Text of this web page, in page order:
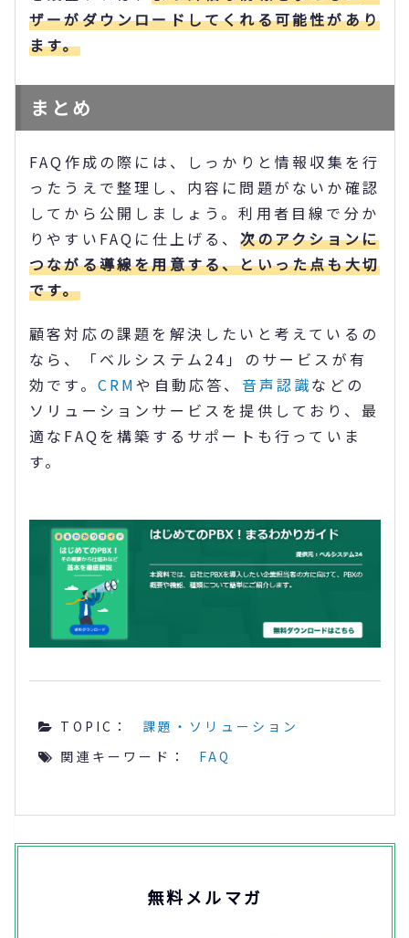
ザーがダウンロードしてくれる可能性があり
ます。
まとめ
FAQ作成の際には、しっかりと情報収集を行
ったうえで整理し、内容に問題がないか確認
してから公開しましょう。利用者目線で分か
りやすいFAQに仕上げる、 次のアクションに
つながる導線を用意する、といった点も大切
です。
顧客対応の課題を解決したいと考えているの
なら、「ベルシステム24」のサービスが有
効です。 CRMや自動応答、 音声認識などの
ソリューションサービスを提供しており、最
適なFAQを構築するサポートも行っていま
す。
TOPIC：
課題・ソリューション
関連キーワード：
FAQ
無料メルマガ